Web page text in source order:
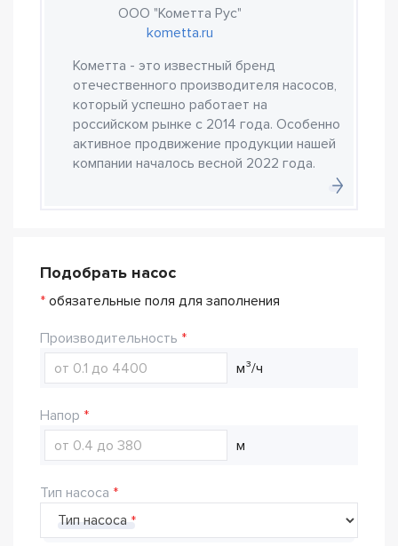
ООО "Кометта Рус"
kometta.ru
Кометта - это известный бренд
отечественного производителя насосов,
который успешно работает на
российском рынке с 2014 года. Особенно
активное продвижение продукции нашей
компании началось весной 2022 года.
Подобрать насос
* обязательные поля для заполнения
Производительность
м³/ч
Напор
м
Тип насоса
Тип насоса